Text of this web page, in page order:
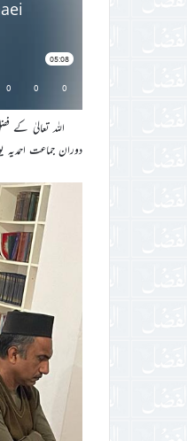
دوران جماعت